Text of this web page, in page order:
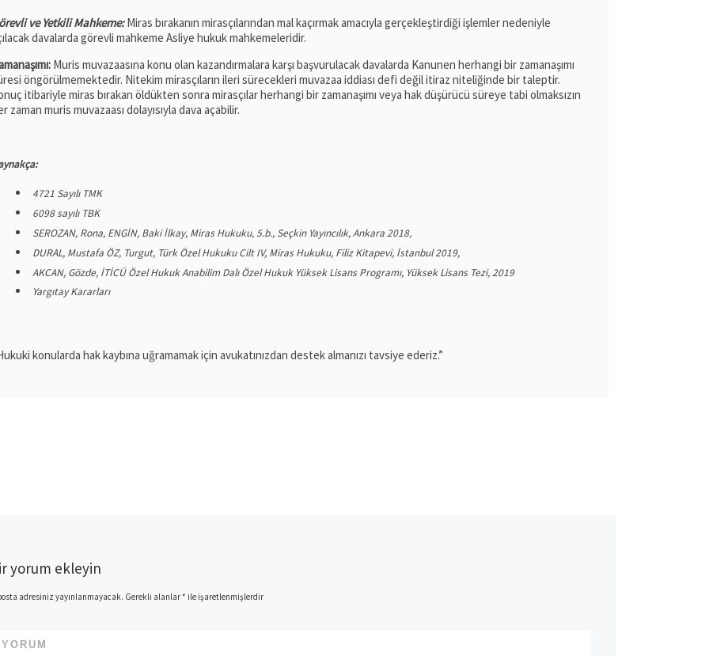
ve Yetkili Mahkeme:Miras bırakanın mirasçılarından mal kaçırmak amacıyla gerçekleştirdiği işlemler nedeniyle
davalarda görevli mahkeme Asliye hukuk mahkemeleridir.
Muris muvazaasına konu olan kazandırmalara karşı başvurulacak davalarda Kanunen herhangi bir zamanaşımı
öngörülmemektedir. Nitekim mirasçıların ileri sürecekleri muvazaa iddiası defi değil itiraz niteliğinde bir taleptir.
itibariyle miras bırakan öldükten sonra mirasçılar herhangi bir zamanaşımı veya hak düşürücü süreye tabi olmaksızın
zaman muris muvazaası dolayısıyla dava açabilir.
4721 Sayılı TMK
6098 sayılı TBK
SEROZAN, Rona, ENGİN, Baki İlkay, Miras Hukuku, 5.b., Seçkin Yayıncılık, Ankara 2018,
DURAL, Mustafa ÖZ, Turgut, Türk Özel Hukuku Cilt IV, Miras Hukuku, Filiz Kitapevi, İstanbul 2019,
AKCAN, Gözde, İTİCÜ Özel Hukuk Anabilim Dalı Özel Hukuk Yüksek Lisans Programı, Yüksek Lisans Tezi, 2019
Yargıtay Kararları
konularda hak kaybına uğramamak için avukatınızdan destek almanızı tavsiye ederiz.”
yorum ekleyin
adresiniz yayınlanmayacak. Gerekli alanlar* ile işaretlenmişlerdir
YORUM